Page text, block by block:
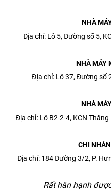
NHÀ
Địa chỉ: Lô 5, Đường số 5,
NHÀ MÁY
Địa chỉ: Lô 37, Đường số
NHÀ
Địa chỉ: Lô B2-2-4, KCN
CHI
Địa chỉ: 184 Đường 3/2, P.
Rất hân hạnh